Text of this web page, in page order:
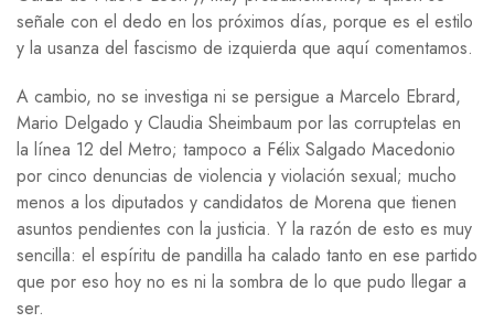
señale con el dedo en los próximos días, porque es el estilo
y la usanza del fascismo de izquierda que aquí comentamos.
A cambio, no se investiga ni se persigue a Marcelo Ebrard,
Mario Delgado y Claudia Sheimbaum por las corruptelas en
la línea 12 del Metro; tampoco a Félix Salgado Macedonio
por cinco denuncias de violencia y violación sexual; mucho
menos a los diputados y candidatos de Morena que tienen
asuntos pendientes con la justicia. Y la razón de esto es muy
sencilla: el espíritu de pandilla ha calado tanto en ese partido
que por eso hoy no es ni la sombra de lo que pudo llegar a
ser.